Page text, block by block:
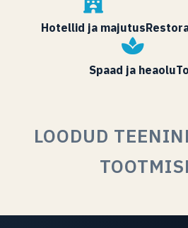
Hotellid ja majutus
Spaad ja heaolu
LOODUD